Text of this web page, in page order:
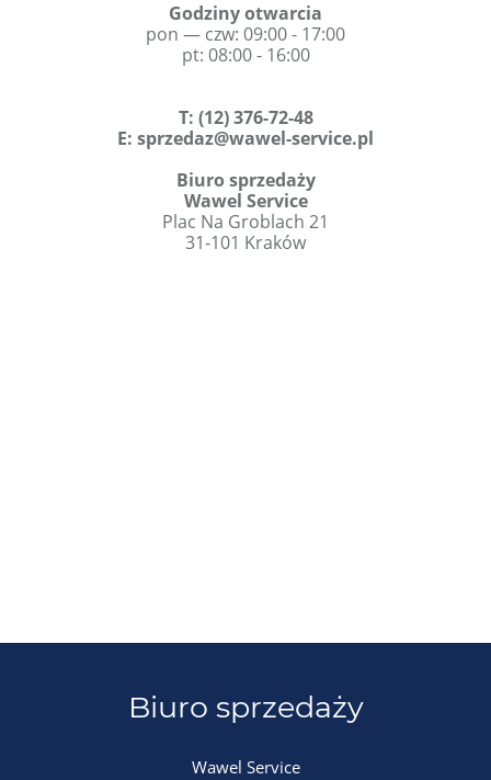
Godziny otwarcia
pon — czw: 09:00 - 17:00
pt: 08:00 - 16:00
T: (12) 376-72-48
E: sprzedaz@wawel-service.pl
Biuro sprzedaży
Wawel Service
Plac Na Groblach 21
31-101 Kraków
Biuro sprzedaży
Wawel Service